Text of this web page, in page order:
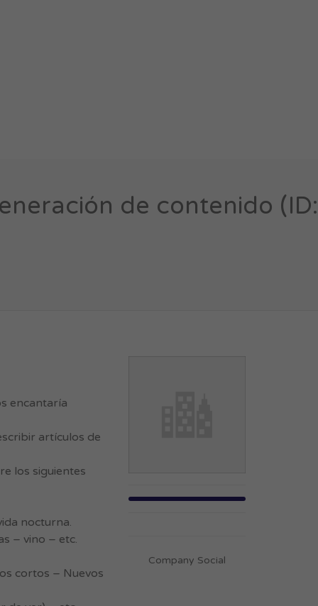
de contenido (ID:
encantaría
artículos de
los siguientes
nocturna.
– vino – etc.
cortos – Nuevos
Company Social